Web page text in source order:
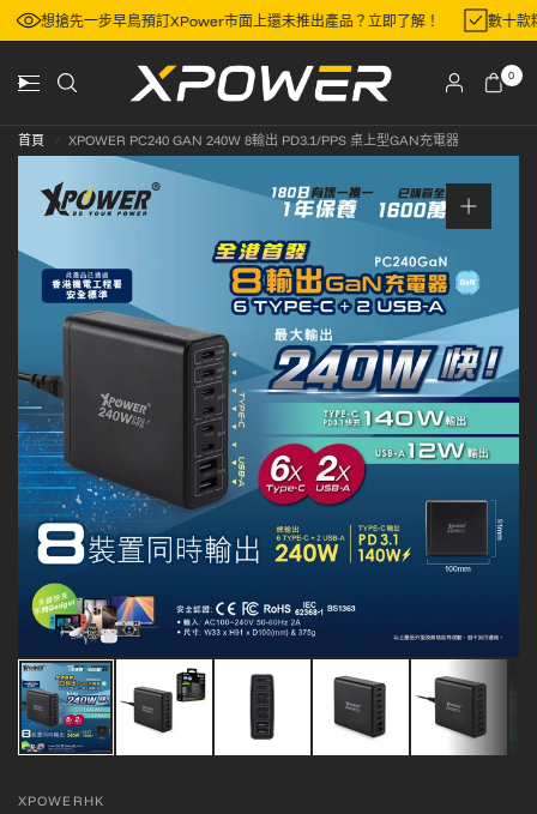
想搶先一步早鳥預訂XPower市面上還未推出產品？立即了解！ 數十
0
首頁 XPOWER PC240 GAN 240W 8輸出 PD3.1/PPS 桌上型GAN充電器
XPOWERHK